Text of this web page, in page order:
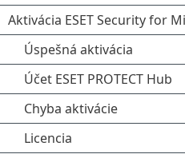
Aktivácia ESET Security for
Úspešná aktivácia
Účet ESET PROTECT Hub
Chyba aktivácie
Licencia